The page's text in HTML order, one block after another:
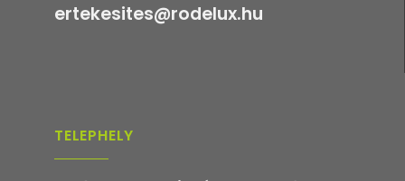
ertekesites@rodelux.hu
TELEPHELY